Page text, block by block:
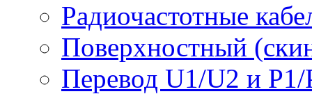
Радиочастотные
Поверхностный
Перевод U1/U2 и